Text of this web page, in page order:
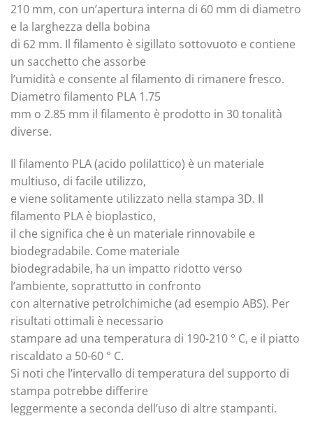
210 mm, con un’apertura interna di 60 mm di diametro
e la larghezza della bobina
di 62 mm. Il filamento è sigillato sottovuoto e contiene
un sacchetto che assorbe
l’umidità e consente al filamento di rimanere fresco.
Diametro filamento PLA 1.75
mm o 2.85 mm il filamento è prodotto in 30 tonalità
diverse.
Il filamento PLA (acido polilattico) è un materiale
multiuso, di facile utilizzo,
e viene solitamente utilizzato nella stampa 3D. Il
filamento PLA è bioplastico,
il che significa che è un materiale rinnovabile e
biodegradabile. Come materiale
biodegradabile, ha un impatto ridotto verso
l’ambiente, soprattutto in confronto
con alternative petrolchimiche (ad esempio ABS). Per
risultati ottimali è necessario
stampare ad una temperatura di 190-210 ° C, e il piatto
riscaldato a 50-60 ° C.
Si noti che l’intervallo di temperatura del supporto di
stampa potrebbe differire
leggermente a seconda dell’uso di altre stampanti.